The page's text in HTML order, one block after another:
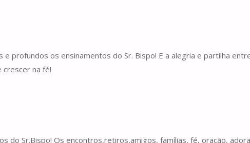
e profundos os ensinamentos do Sr. Bispo! E a alegria e partilha
na fé!
do Sr.Bispo! Os encontros,retiros,amigos, famílias, fé, oração,